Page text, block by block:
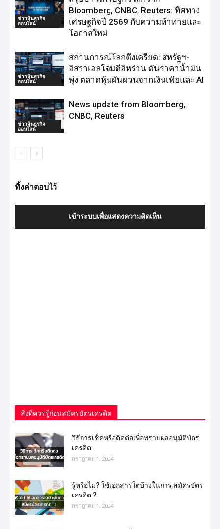
ข่าวหุ้นธุรกิจ
ออนไลน์
Bloomberg, CNBC, Reuters: ทิศทาง
เศรษฐกิจปี 2569 กับความท้าทายและ
โอกาสใหม่
ข่าวหุ้นธุรกิจ
ออนไลน์
สถานการณ์โลกตึงเครียด: สหรัฐฯ-
อิสราเอลโจมตีอิหร่าน ดันราคาน้ำมัน
พุ่ง ตลาดหุ้นผันผวนจากเงินเฟ้อและ AI
ข่าวหุ้นธุรกิจ
ออนไลน์
News update from Bloomberg,
CNBC, Reuters
ทิ้งคำตอบไว้
เข้าระบบเพื่อแสดงความคิดเห็น
สิ่งที่ควรรู้ก่อนสมัครบัตรเครดิต
วิธีการเช็คหรือติดต่อเพื่อทราบผลอนุมัติบัตร
เครดิต
กรกฎาคม 1, 2024
รู้หรือไม่? ใช้เอกสารใดบ้างในการ สมัครบัตร
เครดิต ?
กรกฎาคม 1, 2024